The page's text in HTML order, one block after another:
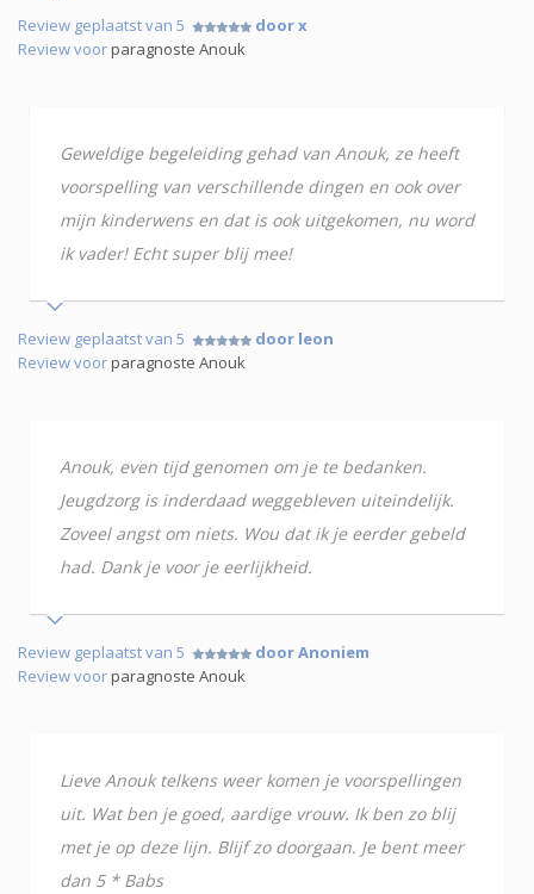
Review geplaatst van 5
door x
Review voorparagnoste Anouk
Geweldige begeleiding gehad van Anouk, ze heeft
voorspelling van verschillende dingen en ook over
mijn kinderwens en dat is ook uitgekomen, nu word
ik vader! Echt super blij mee!
Review geplaatst van 5
door leon
Review voorparagnoste Anouk
Anouk, even tijd genomen om je te bedanken.
Jeugdzorg is inderdaad weggebleven uiteindelijk.
Zoveel angst om niets. Wou dat ik je eerder gebeld
had. Dank je voor je eerlijkheid.
Review geplaatst van 5
door Anoniem
Review voorparagnoste Anouk
Lieve Anouk telkens weer komen je voorspellingen
uit. Wat ben je goed, aardige vrouw. Ik ben zo blij
met je op deze lijn. Blijf zo doorgaan. Je bent meer
dan 5 * Babs